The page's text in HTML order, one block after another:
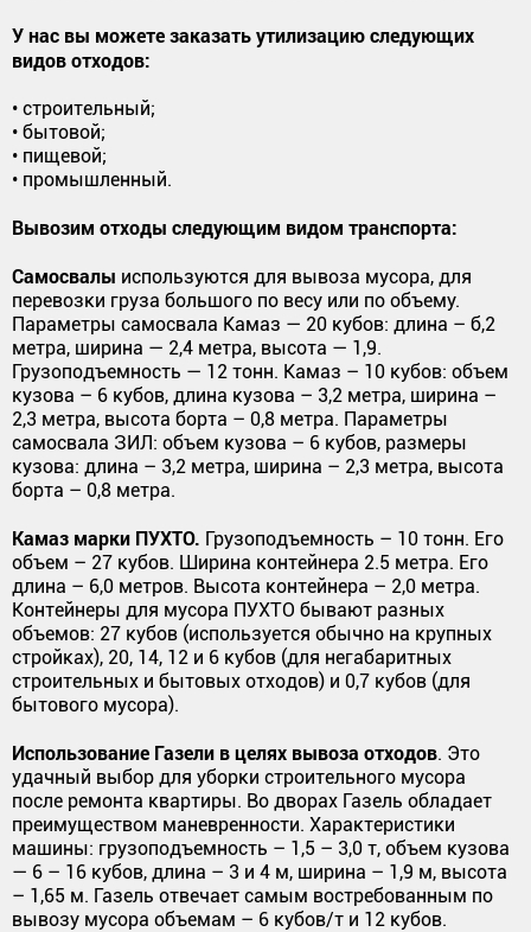
У нас вы можете заказать утилизацию следующих
видов отходов:
• строительный;
• бытовой;
• пищевой;
• промышленный.
Вывозим отходы следующим видом транспорта:
Самосвалы используются для вывоза мусора, для
перевозки груза большого по весу или по объему.
Параметры самосвала Камаз — 20 кубов: длина – б,2
метра, ширина — 2,4 метра, высота — 1,9.
Грузоподъемность — 12 тонн. Камаз – 10 кубов: объем
кузова – 6 кубов, длина кузова – 3,2 метра, ширина –
2,3 метра, высота борта – 0,8 метра. Параметры
самосвала ЗИЛ: объем кузова – 6 кубов, размеры
кузова: длина – 3,2 метра, ширина – 2,3 метра, высота
борта – 0,8 метра.
Камаз марки ПУХТО. Грузоподъемность – 10 тонн. Его
объем – 27 кубов. Ширина контейнера 2.5 метра. Его
длина – 6,0 метров. Высота контейнера – 2,0 метра.
Контейнеры для мусора ПУХТО бывают разных
объемов: 27 кубов (используется обычно на крупных
стройках), 20, 14, 12 и 6 кубов (для негабаритных
строительных и бытовых отходов) и 0,7 кубов (для
бытового мусора).
Использование Газели в целях вывоза отходов. Это
удачный выбор для уборки строительного мусора
после ремонта квартиры. Во дворах Газель обладает
преимуществом маневренности. Характеристики
машины: грузоподъемность – 1,5 – 3,0 т, объем кузова
— 6 – 16 кубов, длина – 3 и 4 м, ширина – 1,9 м, высота
– 1,65 м. Газель отвечает самым востребованным по
вывозу мусора объемам – 6 кубов/т и 12 кубов.